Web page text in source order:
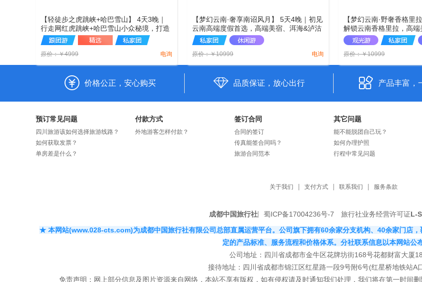
【轻徒步之虎跳峡+哈巴雪山】 4天3晚｜
行走网红虎跳峡+哈巴雪山小众秘境，打造
雪山野奢营地下午茶，森林、学啥、峡谷
的碰撞，走的轻松，玩的尽兴。
原价：￥4999 电询
【梦幻云南·奢享南诏风月】 5天4晚｜初见
云南高端度假首选，高端美宿、洱海&泸沽
湖双湖环游、做客茶马古道传承人家、沙
溪追寻有风的地方、喜洲稻田、沙溪咖
啡、云南高端度假之旅
原价：￥10999 电询
【梦幻云南·野奢香格里
解锁云南香格里拉，高
金山丨哈巴雪山野奢｜虎
松赞林寺丨普达措国家公
卡｜秘境白水台，住进风
原价：￥10999
价格公正，安心购买 品质保证，放心出行 产品丰富，
预订常见问题
四川旅游该如何选择旅游线路？
如何获取发票？
单房差是什么？
付款方式
外地游客怎样付款？
签订合同
合同的签订
传真能签合同吗？
旅游合同范本
其它问题
能不能脱团自己玩？
如何办理护照
行程中常见问题
关于我们 支付方式 联系我们 服务条款
成都中国旅行社 蜀ICP备17004236号-7 旅行社业务经营许可证L-
★ 本网站(www.028-cts.com)为成都中国旅行社有限公司总部直属运营平台。公司旗下拥有60余家分支机构、40余家门店
定的产品标准、服务流程和价格体系。分社联系信息以本网站公
公司地址：四川省成都市金牛区花牌坊街168号花都财富大厦
接待地址：四川省成都市锦江区红星路一段9号附6号(红星桥地铁站A
免责声明：网上部分信息及图片资源来自网络，本站不享有版权，如有侵权请及时通知我们处理，我们将在第一时间